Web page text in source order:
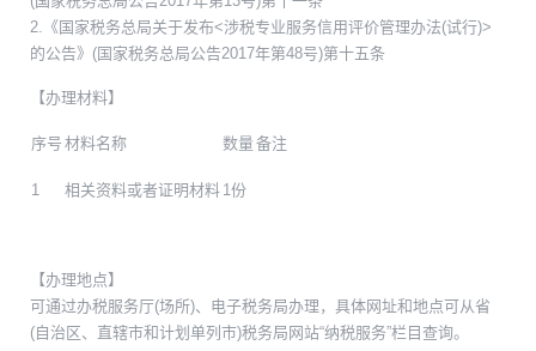
2.《国家税务总局关于发布<涉税专业服务信用评价管理办法(试行)>
的公告》(国家税务总局公告2017年第48号)第十五条
【办理材料】
序号 材料名称 数量 备注
1 相关资料或者证明材料 1份
【办理地点】
可通过办税服务厅(场所)、电子税务局办理，具体网址和地点可从省
(自治区、直辖市和计划单列市)税务局网站“纳税服务”栏目查询。